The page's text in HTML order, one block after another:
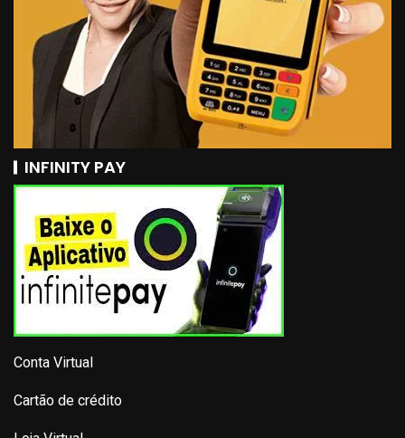
INFINITY PAY
Conta Virtual
Cartão de crédito